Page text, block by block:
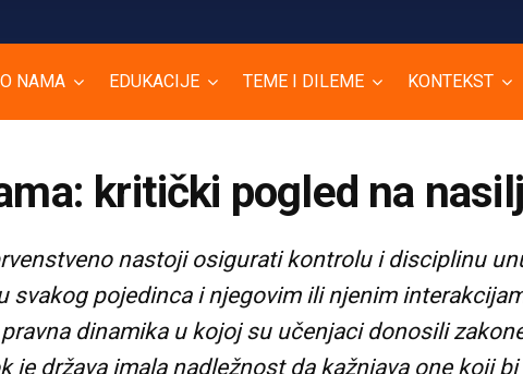
O NAMA EDUKACIJE TEME I DILEME KONTEKST
kritički pogled na
nastoji osigurati kontrolu i disciplinu
pojedinca i njegovim ili njenim
dinamika u kojoj su učenjaci donosili
je država imala nadležnost da kažnjava one koji